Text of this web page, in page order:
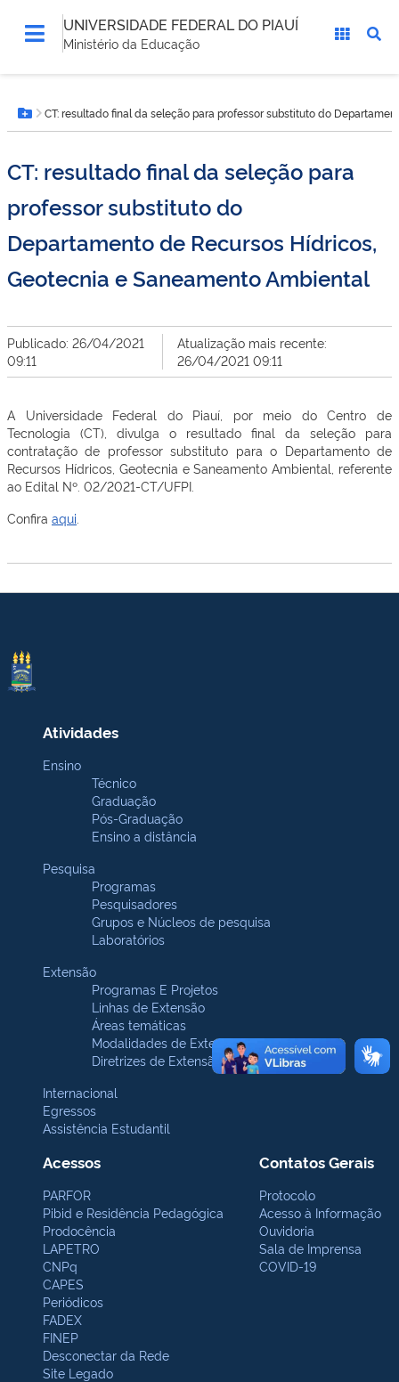
UNIVERSIDADE FEDERAL DO PIAUÍ
Ministério da Educação
está
aqui:Botão Menu
CT: resultado final da seleção para professor substituto do
CT: resultado final da seleção para
professor substituto do
Departamento de Recursos Hídricos,
Geotecnia e Saneamento Ambiental
Publicado: 26/04/2021
09:11
Atualização mais recente:
26/04/2021 09:11
A Universidade Federal do Piauí, por meio do Centro de
Tecnologia (CT), divulga o resultado final da seleção para
contratação de professor substituto para o Departamento de
Recursos Hídricos, Geotecnia e Saneamento Ambiental, referente
ao Edital Nº. 02/2021-CT/UFPI.
Confira aqui
Atividades
Ensino
Técnico
Graduação
Pós-Graduação
Ensino a distância
Pesquisa
Programas
Pesquisadores
Grupos e Núcleos de pesquisa
Laboratórios
Extensão
Programas E Projetos
Linhas de Extensão
Áreas temáticas
Modalidades de Extensão
Diretrizes de Extensão
Internacional
Egressos
Assistência Estudantil
Acessos
PARFOR
Pibid e Residência Pedagógica
Prodocência
LAPETRO
CNPq
CAPES
Periódicos
FADEX
FINEP
Desconectar da Rede
Site Legado
Contatos Gerais
Protocolo
Acesso à Informação
Ouvidoria
Sala de Imprensa
COVID-19